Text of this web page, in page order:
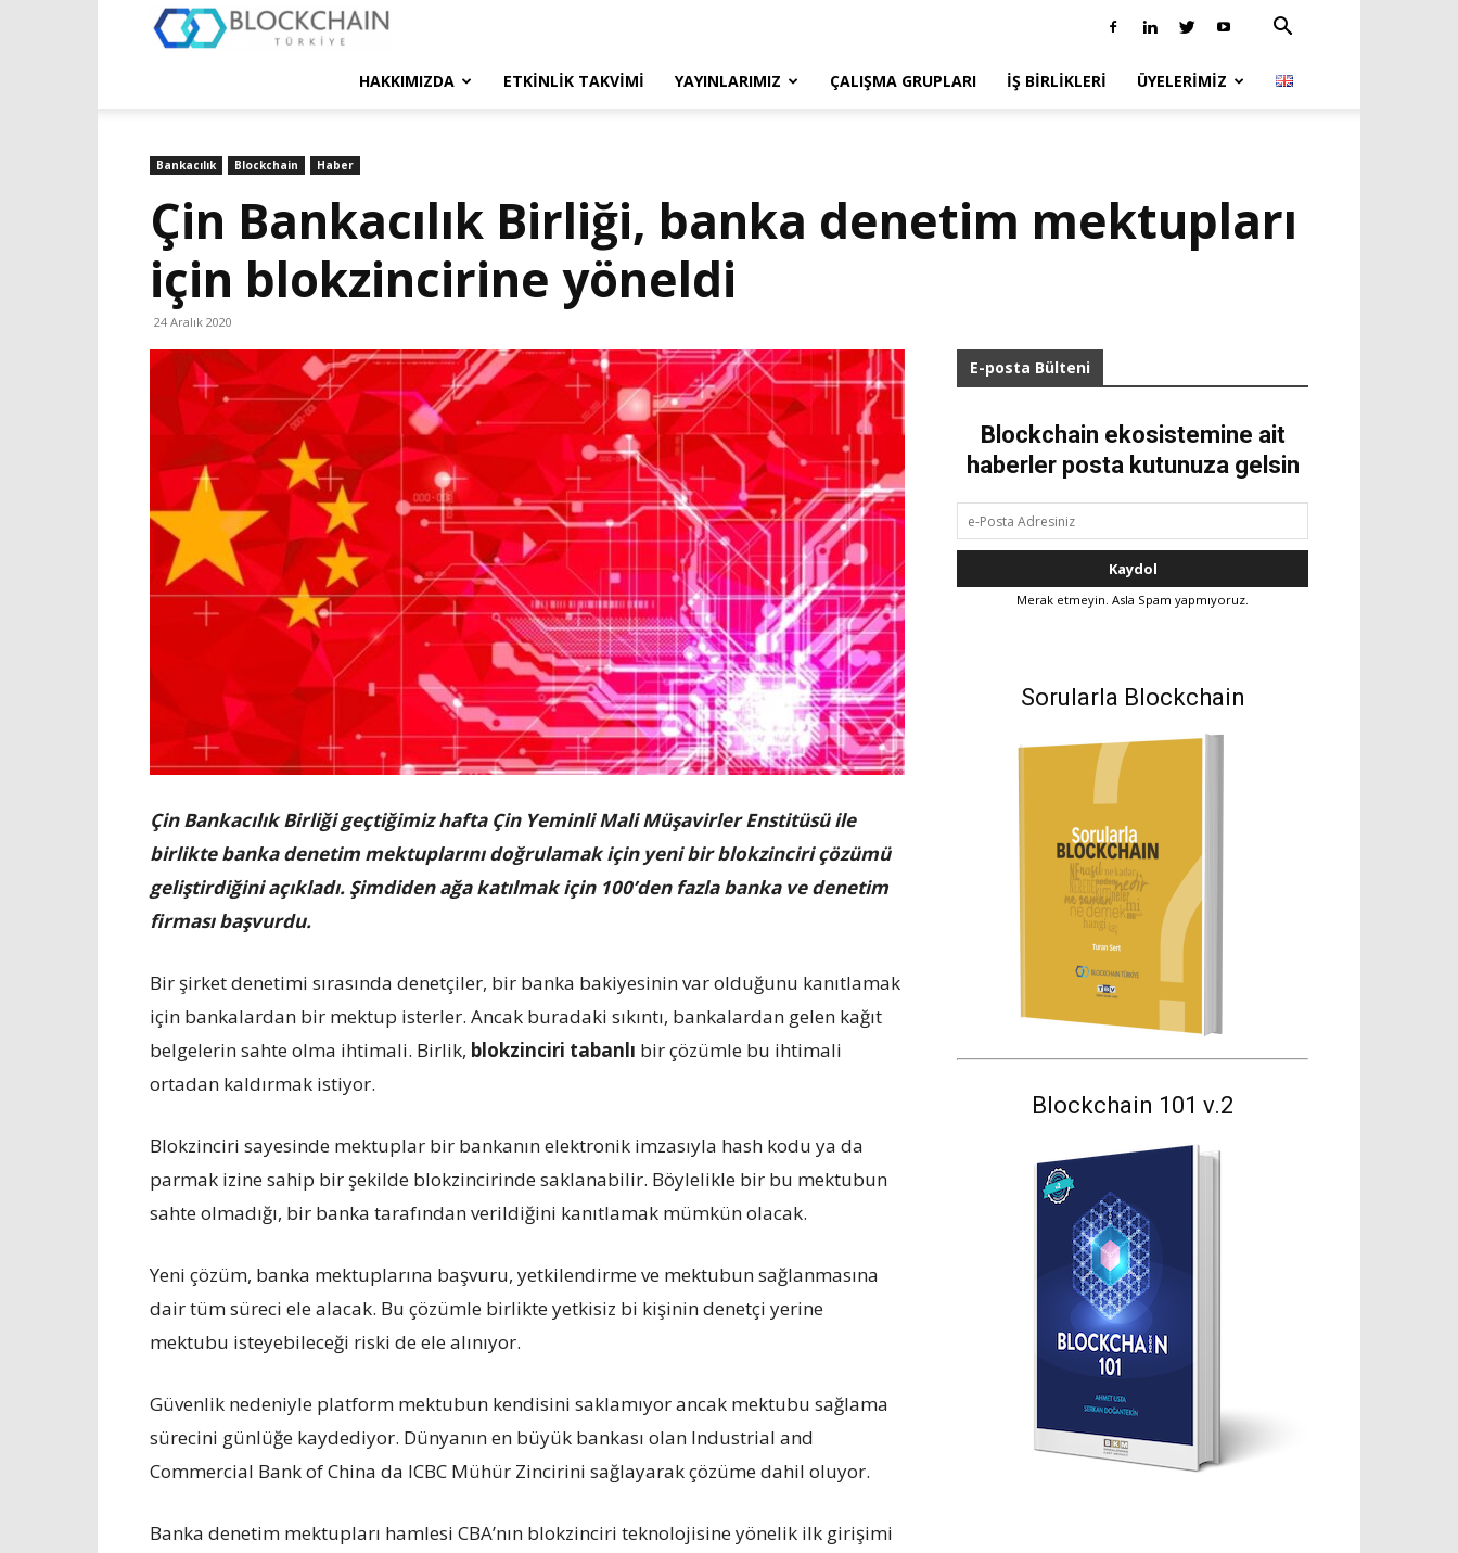
Türkiye
HAKKIMIZDA ETKINLIK TAKVIMI YAYINLARIMIZ ÇALIŞMA GRUPLARI İŞ BIRLIKLERI ÜYELERIMIZ
Bankacılık Blockchain Haber
Çin Bankacılık Birliği, banka denetim mektupları
için blokzincirine yöneldi
24 Aralık 2020
Çin Bankacılık Birliği geçtiğimiz hafta Çin Yeminli Mali Müşavirler Enstitüsü ile
birlikte banka denetim mektuplarını doğrulamak için yeni bir blokzinciri çözümü
geliştirdiğini açıkladı. Şimdiden ağa katılmak için 100’den fazla banka ve denetim
firması başvurdu.
Bir şirket denetimi sırasında denetçiler, bir banka bakiyesinin var olduğunu kanıtlamak
için bankalardan bir mektup isterler. Ancak buradaki sıkıntı, bankalardan gelen kağıt
belgelerin sahte olma ihtimali. Birlik, blokzinciri tabanlı bir çözümle bu ihtimali
ortadan kaldırmak istiyor.
Blokzinciri sayesinde mektuplar bir bankanın elektronik imzasıyla hash kodu ya da
parmak izine sahip bir şekilde blokzincirinde saklanabilir. Böylelikle bir bu mektubun
sahte olmadığı, bir banka tarafından verildiğini kanıtlamak mümkün olacak.
Yeni çözüm, banka mektuplarına başvuru, yetkilendirme ve mektubun sağlanmasına
dair tüm süreci ele alacak. Bu çözümle birlikte yetkisiz bi kişinin denetçi yerine
mektubu isteyebileceği riski de ele alınıyor.
Güvenlik nedeniyle platform mektubun kendisini saklamıyor ancak mektubu sağlama
sürecini günlüğe kaydediyor. Dünyanın en büyük bankası olan Industrial and
Commercial Bank of China da ICBC Mühür Zincirini sağlayarak çözüme dahil oluyor.
Banka denetim mektupları hamlesi CBA’nın blokzinciri teknolojisine yönelik ilk girişimi
E-posta Bülteni
Blockchain ekosistemine ait
haberler posta kutunuza gelsin
Merak etmeyin. Asla Spam yapmıyoruz.
Sorularla Blockchain
Blockchain 101 v.2